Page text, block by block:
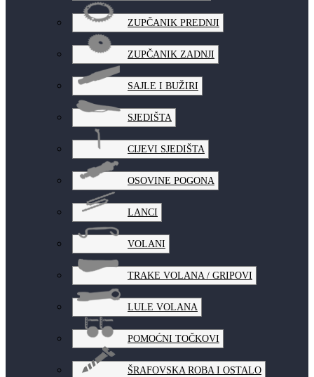
ZUPČANIK PREDNJI
ZUPČANIK ZADNJI
SAJLE I BUŽIRI
SJEDIŠTA
CIJEVI SJEDIŠTA
OSOVINE POGONA
LANCI
VOLANI
TRAKE VOLANA / GRIPOVI
LULE VOLANA
POMOĆNI TOČKOVI
ŠRAFOVSKA ROBA I OSTALO